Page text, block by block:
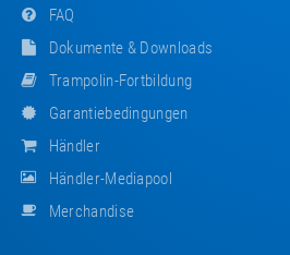
FAQ
Dokumente & Downloads
Trampolin-Fortbildung
Garantiebedingungen
Händler
Händler-Mediapool
Merchandise